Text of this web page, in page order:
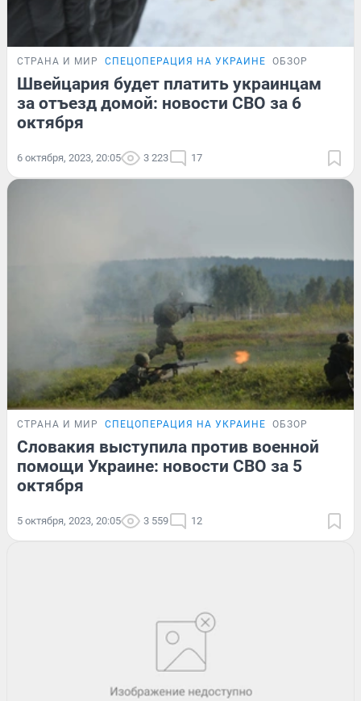
СТРАНА И МИР СПЕЦОПЕРАЦИЯ НА УКРАИНЕ ОБЗОР
Швейцария будет платить украинцам
за отъезд домой: новости СВО за 6
октября
6 октября, 2023, 20:05 3 223 17
СТРАНА И МИР СПЕЦОПЕРАЦИЯ НА УКРАИНЕ ОБЗОР
Словакия выступила против военной
помощи Украине: новости СВО за 5
октября
5 октября, 2023, 20:05 3 559 12